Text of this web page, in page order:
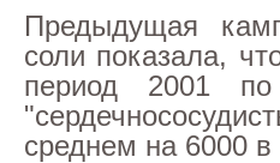
Предыдущая
соли показала,
период 2001
среднем на 6000 в